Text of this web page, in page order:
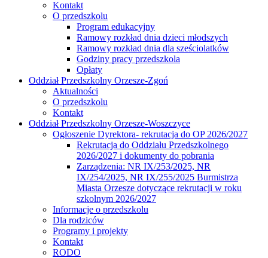
Kontakt
O przedszkolu
Program edukacyjny
Ramowy rozkład dnia dzieci młodszych
Ramowy rozkład dnia dla sześciolatków
Godziny pracy przedszkola
Opłaty
Oddział Przedszkolny Orzesze-Zgoń
Aktualności
O przedszkolu
Kontakt
Oddział Przedszkolny Orzesze-Woszczyce
Ogłoszenie Dyrektora- rekrutacja do OP 2026/2027
Rekrutacja do Oddziału Przedszkolnego
2026/2027 i dokumenty do pobrania
Zarządzenia: NR IX/253/2025, NR
IX/254/2025, NR IX/255/2025 Burmistrza
Miasta Orzesze dotyczące rekrutacji w roku
szkolnym 2026/2027
Informacje o przedszkolu
Dla rodziców
Programy i projekty
Kontakt
RODO